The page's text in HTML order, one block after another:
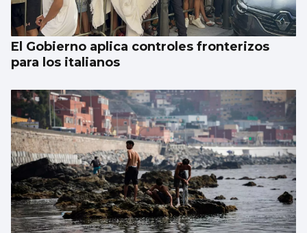
El Gobierno aplica controles fronterizos
para los italianos